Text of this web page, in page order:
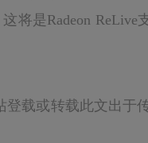
将是Radeon
载或转载此文出于